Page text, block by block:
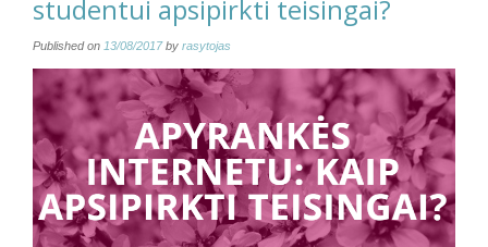
studentui apsipirkti teisingai?
Published on 13/08/2017by rasytojas